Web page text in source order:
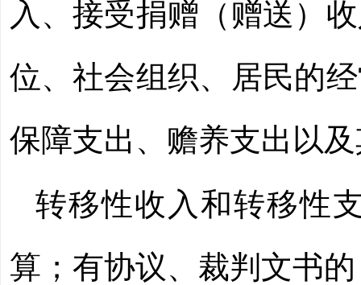
入、接受捐赠（赠送）
位、社会组织、居民的
保障支出、赡养支出以
转移性收入和转移性
算；有协议、裁判文书